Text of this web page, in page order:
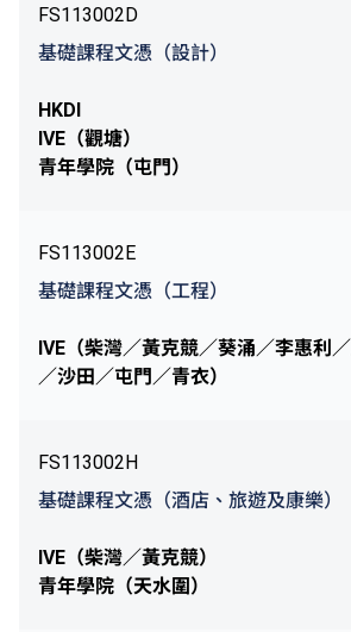
FS113002D
基礎課程文憑（設計）
HKDI
IVE（觀塘）
青年學院（屯門）
FS113002E
基礎課程文憑（工程）
IVE（柴灣／黃克競／葵涌／李惠利
／沙田／屯門／青衣）
FS113002H
基礎課程文憑（酒店、旅遊及康樂）
IVE（柴灣／黃克競）
青年學院（天水圍）